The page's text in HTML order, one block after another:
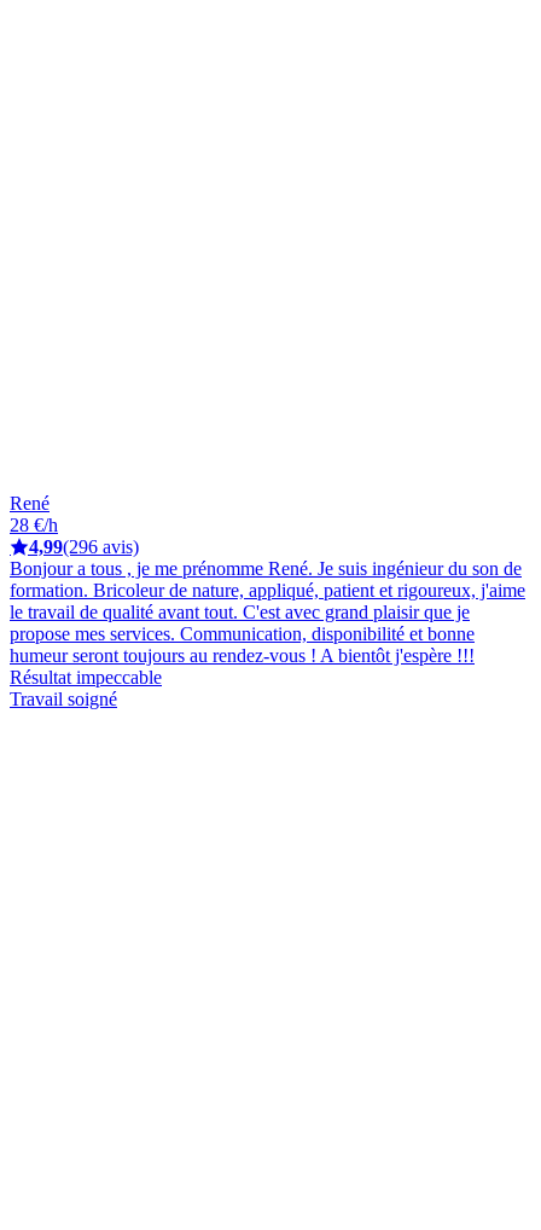
René
28 €/h
4,99(296 avis)
Bonjour a tous , je me prénomme René. Je suis ingénieur du son de
formation. Bricoleur de nature, appliqué, patient et rigoureux, j'aime
le travail de qualité avant tout. C'est avec grand plaisir que je
propose mes services. Communication, disponibilité et bonne
humeur seront toujours au rendez-vous ! A bientôt j'espère !!!
Résultat impeccable
Travail soigné